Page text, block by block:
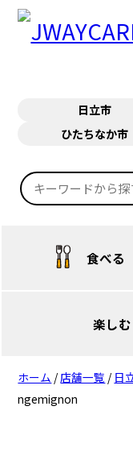
日立市
ひたちなか市
食べる
日立（十王・豊浦・
楽しむ
日立（多賀・南部）
ホーム /店舗一覧 / 日
ngemignon
食べる
JWAYについ